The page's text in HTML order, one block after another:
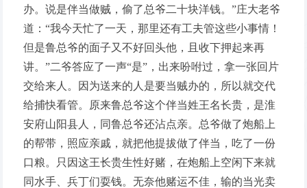
办。说是伴当做贼，偷了总爷二十块洋钱。”庄大老爷
道：“我今天忙了一天，那里还有工夫管这些小事情！
但是鲁总爷的面子又不好回头他，且收下押起来再
讲。”二爷答应了一声“是”，出来吩咐过，拿一张回片
交给来人。因为送来的人是要当贼办的，所以就交代
给捕快看管。原来鲁总爷这个伴当姓王名长贵，是淮
安府山阳县人，同鲁总爷还沾点亲。总爷做了炮船上
的帮带，照应亲戚，就把他提拔做了伴当，吃了一份
口粮。只因这王长贵生性好赌，在炮船上空闲下来就
同水手、兵丁们耍钱。无奈他赌运不佳，输的当光卖